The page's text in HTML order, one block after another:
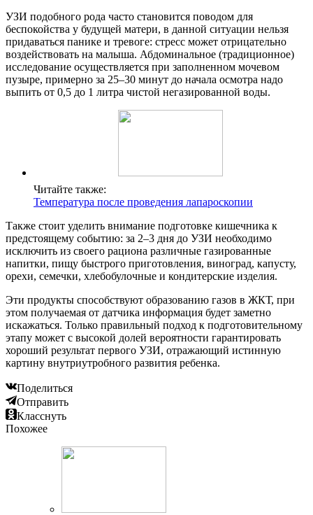
УЗИ подобного рода часто становится поводом для
беспокойства у будущей матери, в данной ситуации нельзя
придаваться панике и тревоге: стресс может отрицательно
воздействовать на малыша. Абдоминальное (традиционное)
исследование осуществляется при заполненном мочевом
пузыре, примерно за 25–30 минут до начала осмотра надо
выпить от 0,5 до 1 литра чистой негазированной воды.
Читайте также:
Температура после проведения лапароскопии
Также стоит уделить внимание подготовке кишечника к
предстоящему событию: за 2–3 дня до УЗИ необходимо
исключить из своего рациона различные газированные
напитки, пищу быстрого приготовления, виноград, капусту,
орехи, семечки, хлебобулочные и кондитерские изделия.
Эти продукты способствуют образованию газов в ЖКТ, при
этом получаемая от датчика информация будет заметно
искажаться. Только правильный подход к подготовительному
этапу может с высокой долей вероятности гарантировать
хороший результат первого УЗИ, отражающий истинную
картину внутриутробного развития ребенка.
Поделиться
Отправить
Класснуть
Похожее